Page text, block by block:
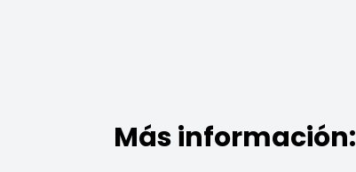
Más información: